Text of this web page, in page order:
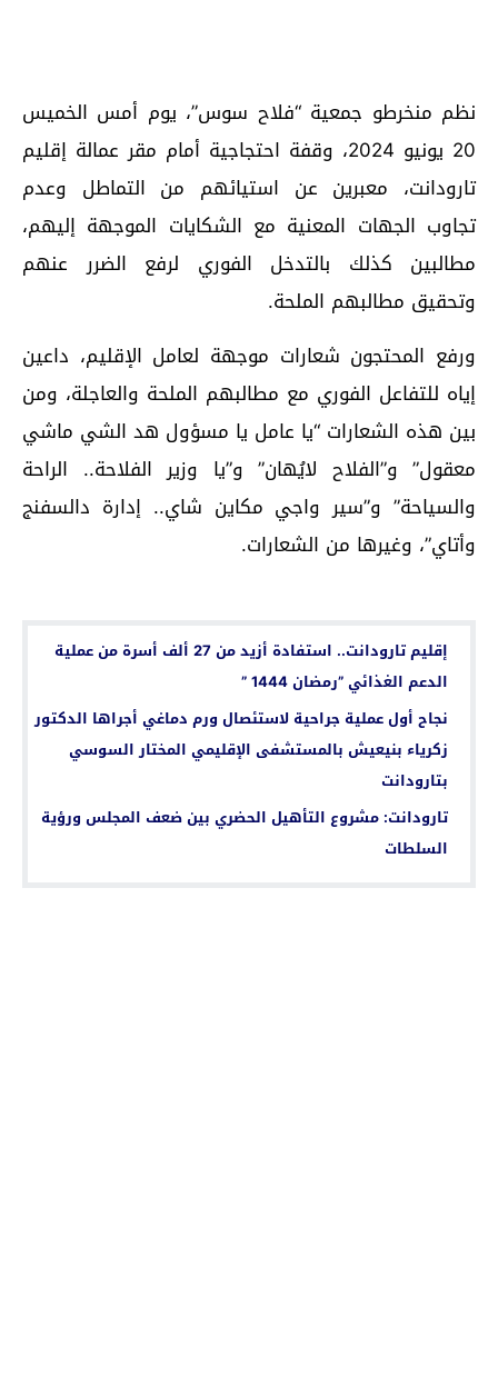
نظم منخرطو جمعية “فلاح سوس”، يوم أمس الخميس
20 يونيو 2024، وقفة احتجاجية أمام مقر عمالة إقليم
تارودانت، معبرين عن استيائهم من التماطل وعدم
تجاوب الجهات المعنية مع الشكايات الموجهة إليهم،
مطالبين كذلك بالتدخل الفوري لرفع الضرر عنهم
وتحقيق مطالبهم الملحة.
ورفع المحتجون شعارات موجهة لعامل الإقليم، داعين
إياه للتفاعل الفوري مع مطالبهم الملحة والعاجلة، ومن
بين هذه الشعارات “يا عامل يا مسؤول هد الشي ماشي
معقول” و”الفلاح لايُهان” و”يا وزير الفلاحة.. الراحة
والسياحة” و”سير واجي مكاين شاي.. إدارة دالسفنج
وأتاي”، وغيرها من الشعارات.
إقليم تارودانت.. استفادة أزيد من 27 ألف أسرة من عملية
الدعم الغذائي ”رمضان 1444 ”
نجاح أول عملية جراحية لاستئصال ورم دماغي أجراها الدكتور
زكرياء بنيعيش بالمستشفى الإقليمي المختار السوسي
بتارودانت
تارودانت: مشروع التأهيل الحضري بين ضعف المجلس ورؤية
السلطات